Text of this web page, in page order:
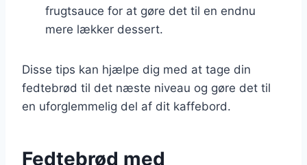
frugtsauce for at gøre det til en endnu
mere lækker dessert.
Disse tips kan hjælpe dig med at tage din
fedtebrød til det næste niveau og gøre det til
en uforglemmelig del af dit kaffebord.
Fedtebrød med